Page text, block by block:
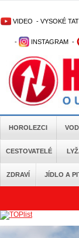
VIDEO - VYSOKÉ
- INSTAGRAM -
HOROLEZCI
CESTOVATELÉ
ZDRAVÍ JÍDLO A